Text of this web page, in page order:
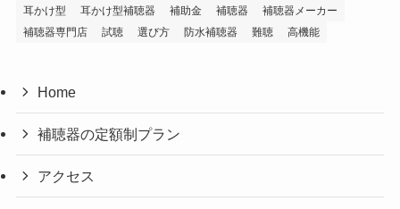
耳かけ型
耳かけ型補聴器 補助金 補聴器
補聴器メーカー
補聴器専門店
試聴 選び方 防水補聴器 難聴 高機能
Home
補聴器の定額制プラン
アクセス